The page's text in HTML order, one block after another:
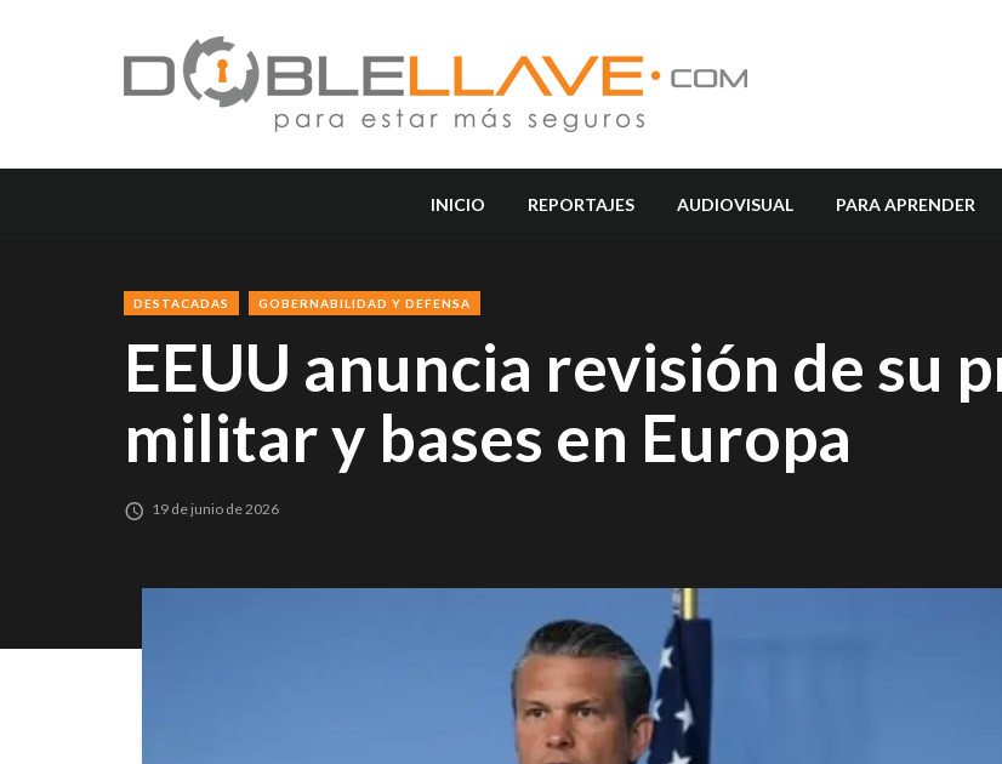
INICIO REPORTAJES AUDIOVISUAL PARA APRENDER
DESTACADAS GOBERNABILIDAD Y DEFENSA
EEUU anuncia revisión de su
militar y bases en Europa
19 de junio de 2026